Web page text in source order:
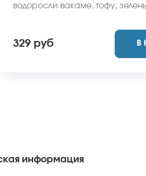
водоросли вакаме, тофу,
329 руб В
информация